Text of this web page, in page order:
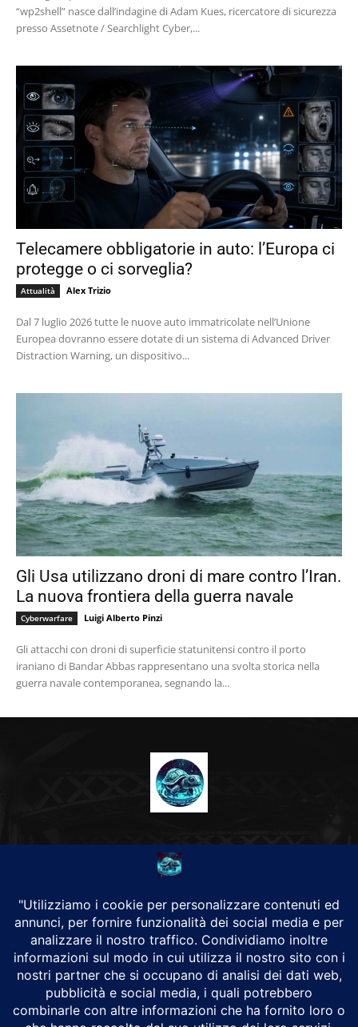
“wp2shell” nasce dall’indagine di Adam Kues, ricercatore di sicurezza
presso Assetnote / Searchlight Cyber,...
Telecamere obbligatorie in auto: l’Europa ci
protegge o ci sorveglia?
Attualità Alex Trizio
Dal 7 luglio 2026 tutte le nuove auto immatricolate nell’Unione
Europea dovranno essere dotate di un sistema di Advanced Driver
Distraction Warning, un dispositivo...
Gli Usa utilizzano droni di mare contro l’Iran.
La nuova frontiera della guerra navale
Cyberwarfare Luigi Alberto Pinzi
Gli attacchi con droni di superficie statunitensi contro il porto
iraniano di Bandar Abbas rappresentano una svolta storica nella
guerra navale contemporanea, segnando la...
CHI SIAMO
Alground Geopolitica e Cyberwarfare.
Da una idea di Brunilde Trizio
Alground fa parte del Gruppo Trizio
SEGUICI